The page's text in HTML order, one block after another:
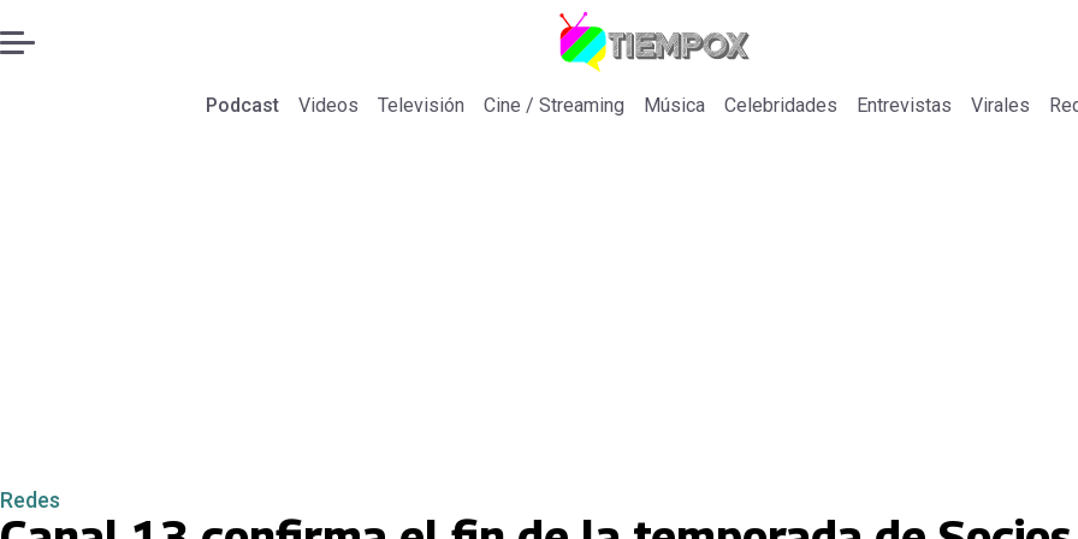
Podcast Videos Televisión Cine / Streaming Música Celebridades Entrevistas Virales
Redes